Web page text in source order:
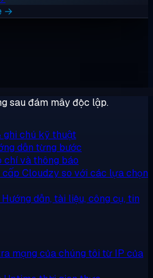
→
sau đám mây độc lập.
ghi chú kỹ thuật
dẫn từng bước
chí và thông báo
cấp Cloudzy so với các lựa chọn
Hướng dẫn, tài liệu, công cụ, tin
mạng của chúng tôi từ IP của